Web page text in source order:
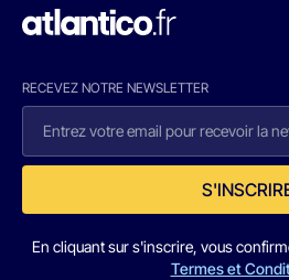
RECEVEZ NOTRE NEWSLETTER
En cliquant sur s'inscrire, vous
Termes et